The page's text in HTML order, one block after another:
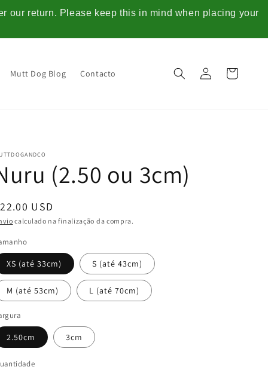
our return. Please keep this in mind when placing your
Mutt Dog Blog Contacto
sessão
Carrinho
(2.50 ou 3cm)
USD
calculado na finalização da compra.
XS (até 33cm) S (até 43cm)
M (até 53cm) L (até 70cm)
2.50cm 3cm